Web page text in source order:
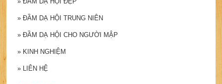
» ĐẦM DẠ HỘI TRUNG NIÊN
» ĐẦM DẠ HỘI CHO NGƯỜI MẬP
» KINH NGHIỆM
» LIÊN HỆ